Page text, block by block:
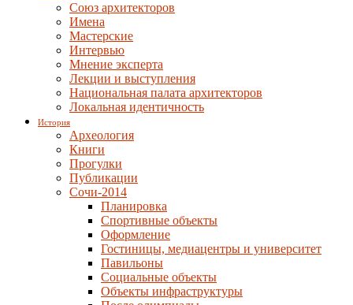
Союз архитекторов
Имена
Мастерские
Интервью
Мнение эксперта
Лекции и выступления
Национальная палата архитекторов
Локальная идентичность
История
Археология
Книги
Прогулки
Публикации
Сочи-2014
Планировка
Спортивные объекты
Оформление
Гостиницы, медиацентры и университет
Павильоны
Социальные объекты
Объекты инфраструктуры